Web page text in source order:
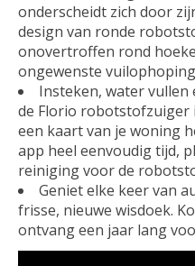
onderscheidt zich door
design van ronde
onovertroffen rond
ongewenste
Insteken, water
de Florio robotstofzuiger
een kaart van je woning
app heel eenvoudig tijd,
reiniging voor de
Geniet elke keer van
frisse, nieuwe wisdoek.
ontvang een jaar lang